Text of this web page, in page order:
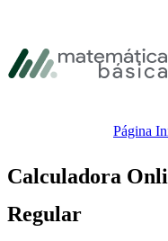
Pular Rodapé
Página
Calculadora
Regular